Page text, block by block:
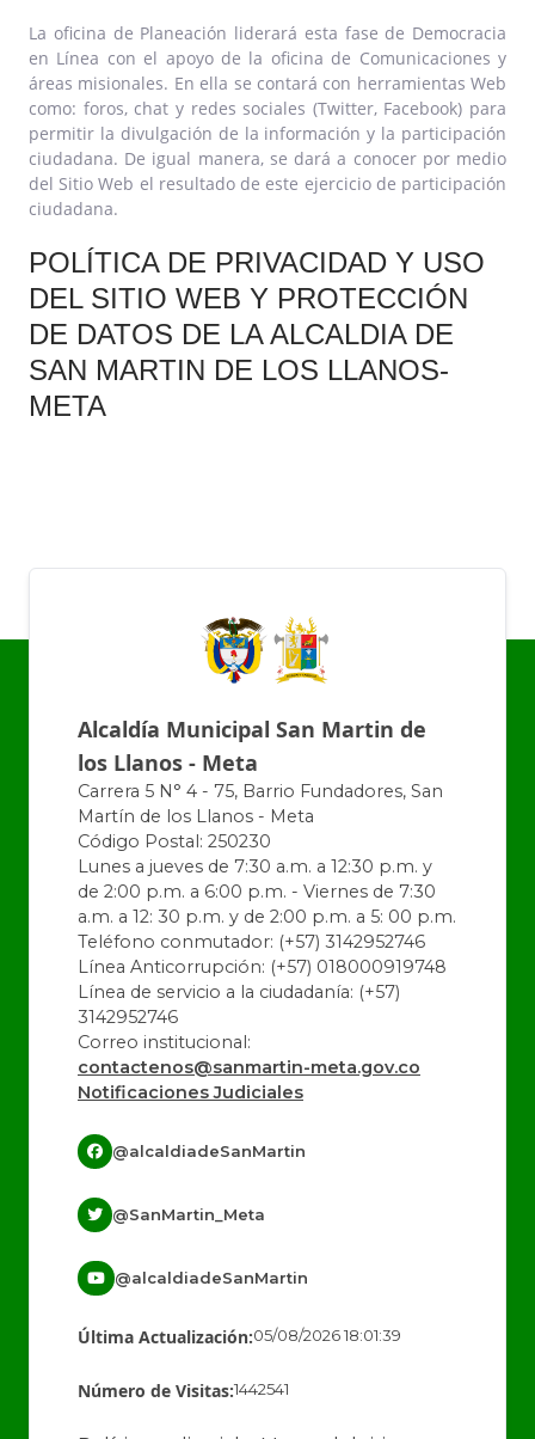
La oficina de Planeación liderará esta fase de Democracia
en Línea con el apoyo de la oficina de Comunicaciones y
áreas misionales. En ella se contará con herramientas Web
como: foros, chat y redes sociales (Twitter, Facebook) para
permitir la divulgación de la información y la participación
ciudadana. De igual manera, se dará a conocer por medio
del Sitio Web el resultado de este ejercicio de participación
ciudadana.​​
POLÍTICA DE PRIVACIDAD Y USO
DEL SITIO WEB Y PROTECCIÓN
DE DATOS DE LA ALCALDIA DE
SAN MARTIN DE LOS LLANOS​-
META
Alcaldía Municipal San Martin de
los Llanos - Meta
Carrera 5 N° 4 - 75, Barrio Fundadores, San
Martín de los Llanos - Meta
Código Postal: 250230
Lunes a jueves de 7:30 a.m. a 12:30 p.m. y
de 2:00 p.m. a 6:00 p.m. - Viernes de 7:30
a.m. a 12: 30 p.m. y de 2:00 p.m. a 5: 00 p.m.
Teléfono conmutador: (+57) 3142952746
Línea Anticorrupción: (+57) 018000919748
Línea de servicio a la ciudadanía: (+57)
3142952746
Correo institucional:
contactenos@sanmartin-meta.gov.co
Notificaciones Judiciales
@alcaldiadeSanMartin
@SanMartin_Meta
@alcaldiadeSanMartin
Última Actualización:05/08/2026 18:01:39
Número de Visitas:1442541